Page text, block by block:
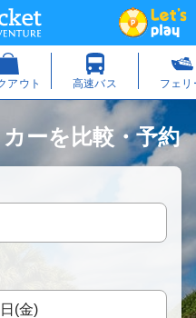
ーを比較・予約